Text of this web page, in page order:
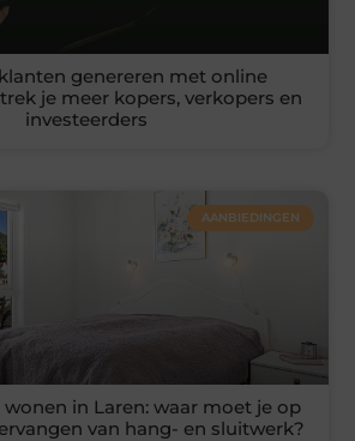
genereren met online
je meer kopers, verkopers en
investeerders
AANBIEDINGEN
in Laren: waar moet je op
van hang- en sluitwerk?